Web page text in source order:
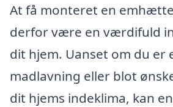
At få monteret en
derfor være en værdifuld
dit hjem. Uanset om du er
madlavning eller blot
dit hjems indeklima, kan